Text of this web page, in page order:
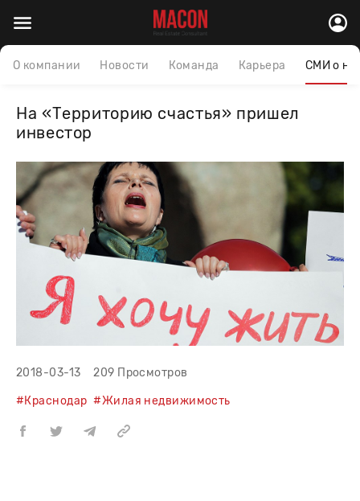
О компании Новости Команда Карьера СМИ о
На «Территорию счастья» пришел
инвестор
2018-03-13 209 Просмотров
#Краснодар #Жилая недвижимость